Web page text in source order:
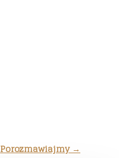
Porozmawiajmy →